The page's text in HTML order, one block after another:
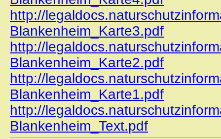
http://
Blankenheim_Karte3.pdf
http://
Blankenheim_Karte2.pdf
http://
Blankenheim_Karte1.pdf
http://
Blankenheim_Text.pdf